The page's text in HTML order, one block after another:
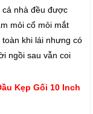
cả nhà đều được
mỏi cổ mỏi mắt
khi lái nhưng có
ngồi sau vẫn coi
Kẹp Gối 10 Inch